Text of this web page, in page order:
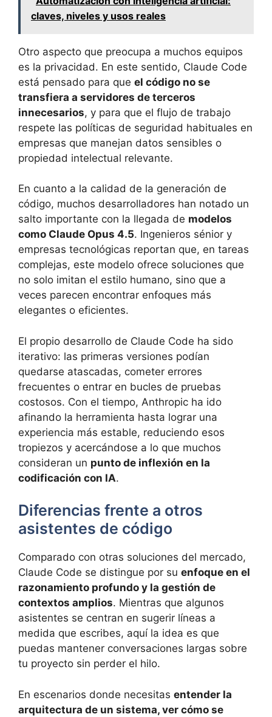
claves, niveles y usos reales
Otro aspecto que preocupa a muchos equipos
es la privacidad. En este sentido, Claude Code
está pensado para que el código no se
transfiera a servidores de terceros
innecesarios, y para que el flujo de trabajo
respete las políticas de seguridad habituales en
empresas que manejan datos sensibles o
propiedad intelectual relevante.
En cuanto a la calidad de la generación de
código, muchos desarrolladores han notado un
salto importante con la llegada de modelos
como Claude Opus 4.5. Ingenieros sénior y
empresas tecnológicas reportan que, en tareas
complejas, este modelo ofrece soluciones que
no solo imitan el estilo humano, sino que a
veces parecen encontrar enfoques más
elegantes o eficientes.
El propio desarrollo de Claude Code ha sido
iterativo: las primeras versiones podían
quedarse atascadas, cometer errores
frecuentes o entrar en bucles de pruebas
costosos. Con el tiempo, Anthropic ha ido
afinando la herramienta hasta lograr una
experiencia más estable, reduciendo esos
tropiezos y acercándose a lo que muchos
consideran un punto de inflexión en la
codificación con IA.
Diferencias frente a otros
asistentes de código
Comparado con otras soluciones del mercado,
Claude Code se distingue por su enfoque en el
razonamiento profundo y la gestión de
contextos amplios. Mientras que algunos
asistentes se centran en sugerir líneas a
medida que escribes, aquí la idea es que
puedas mantener conversaciones largas sobre
tu proyecto sin perder el hilo.
En escenarios donde necesitas entender la
arquitectura de un sistema, ver cómo se